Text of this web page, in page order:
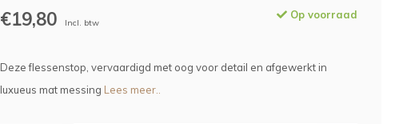
€19,80 Incl. btw
Op voorraad
Deze flessenstop, vervaardigd met oog voor detail en afgewerkt in
luxueus mat messing Lees meer..